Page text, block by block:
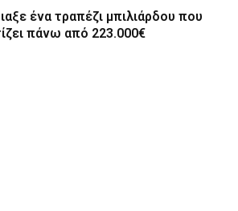
ένα τραπέζι μπιλιάρδου που
πάνω από 223.000€